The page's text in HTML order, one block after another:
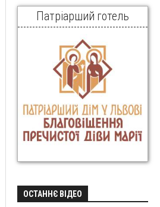
Патріарший готель
ОСТАННЄ ВІДЕО